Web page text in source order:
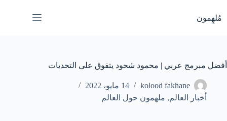
إلى
المحتوى
مُلهِمون
أفضل مبرمج عربي | محمود شحود يتفوق على التحديات
kolood fakhane
14 مايو، 2022
أخبار العالم, ملهمون حول العالم